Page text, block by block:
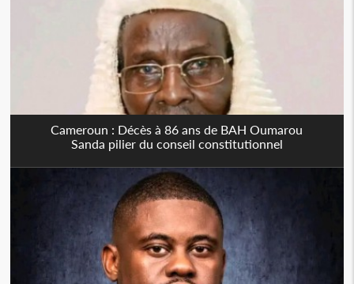
Cameroun : Décès à 86 ans de BAH Oumarou
Sanda pilier du conseil constitutionnel